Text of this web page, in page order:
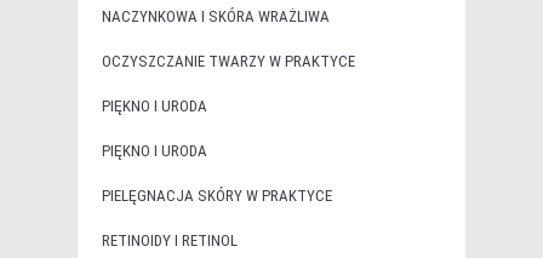
NACZYNKOWA I SKÓRA WRAŻLIWA
OCZYSZCZANIE TWARZY W PRAKTYCE
PIĘKNO I URODA
PIĘKNO I URODA
PIELĘGNACJA SKÓRY W PRAKTYCE
RETINOIDY I RETINOL